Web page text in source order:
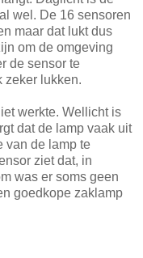
wel. De 16 sensoren
maar dat lukt dus
om de omgeving
de sensor te
zeker lukken.
werkte. Wellicht is
dat de lamp vaak uit
van de lamp te
ziet dat, in
was er soms geen
goedkope zaklamp